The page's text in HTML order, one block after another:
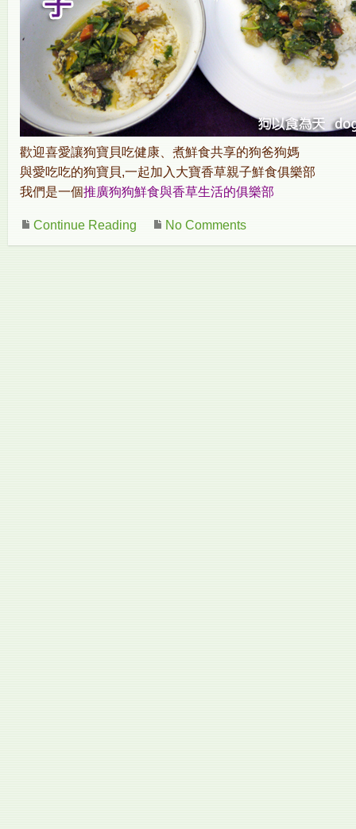
歡迎喜愛讓狗寶貝吃健康、煮鮮食共享的狗爸狗媽
與愛吃吃的狗寶貝,一起加入大寶香草親子鮮食俱樂部
我們是一個推廣狗狗鮮食與香草生活的俱樂部
Continue Reading No Comments